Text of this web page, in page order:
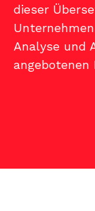
dieser
Analyse und